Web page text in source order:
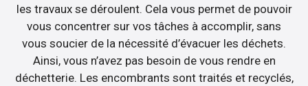
les travaux se déroulent. Cela vous permet de pouvoir
vous concentrer sur vos tâches à accomplir, sans
vous soucier de la nécessité d’évacuer les déchets.
Ainsi, vous n’avez pas besoin de vous rendre en
déchetterie. Les encombrants sont traités et recyclés,